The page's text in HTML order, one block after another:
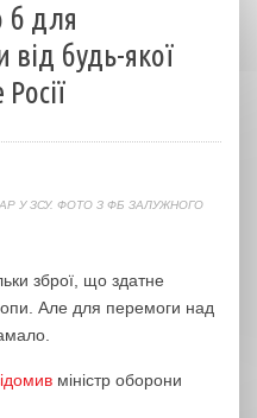
б для
будь-якої
У ЗСУ. ФОТО З ФБ ЗАЛУЖНОГО
зброї, що здатне
Але для перемоги над
міністр оборони